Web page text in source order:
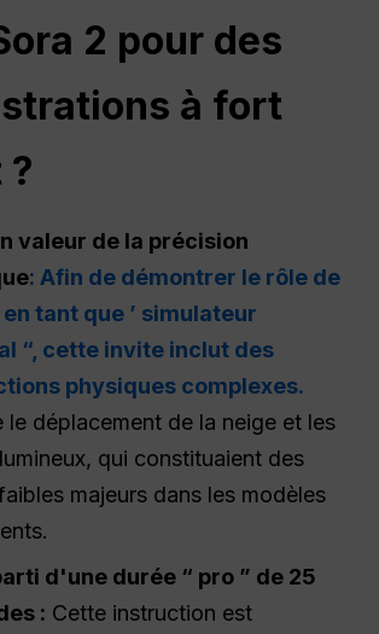
2 pour des
à fort
valeur de la précision
: Afin de démontrer le rôle de
tant que ’ simulateur
“, cette invite inclut des
physiques complexes.
le déplacement de la neige et les
qui constituaient des
majeurs dans les modèles
d'une durée “ pro ” de 25
: Cette instruction est